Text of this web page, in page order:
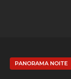
PANORAMA NOITE